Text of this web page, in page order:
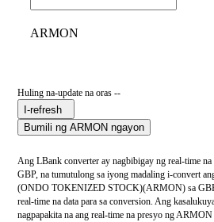
ARMON
Huling na-update na oras --
I-refresh
Bumili ng ARMON ngayon
Ang LBank converter ay nagbibigay ng real-time
GBP, na tumutulong sa iyong madaling i-convert
(ONDO TOKENIZED STOCK)(ARMON) sa
real-time na data para sa conversion. Ang
nagpapakita na ang real-time na presyo ng